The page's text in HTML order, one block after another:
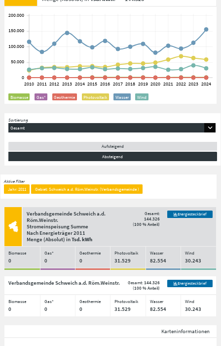
Biomasse Gas* Geothermie Photovoltaik Wasser Wind
Sortierung
Gesamt
Aufsteigend
Absteigend
Aktive Filter
Jahr: 2011
Gebiet: Schweich a.d. Röm.Weinstr. (Verbandsgemeinde )
Verbandsgemeinde Schweich a.d.
Röm.Weinstr.
Stromeinspeisung Summe
Nach Energieträger2011
Menge(Absolut) inTsd. kWh
Gesamt:
144.326
(100 % Anteil)
Energiesteckbrief
Biomasse Gas* Geothermie Photovoltaik Wasser Wind
0 0 0 31.529 82.554 30.243
Verbandsgemeinde Schweich a.d. Röm.Weinstr. Gesamt: 144.326
(100 % Anteil)
Energiesteckbrief
Biomasse Gas* Geothermie Photovoltaik Wasser Wind
0 0 0 31.529 82.554 30.243
Karteninformationen